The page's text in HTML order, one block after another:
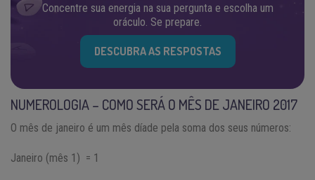
Concentre sua energia na sua pergunta e escolha um
oráculo. Se prepare.
DESCUBRA AS RESPOSTAS
NUMEROLOGIA – COMO SERÁ O MÊS DE JANEIRO 2017
O mês de janeiro é um mês díade pela soma dos seus números:
Janeiro (mês 1) = 1